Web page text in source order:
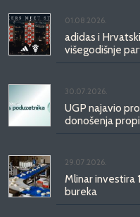
01.08.2026.
adidas i
višegodišnje
30.07.2026.
UGP najavio
donošenja
29.07.2026.
Mlinar investira
bureka